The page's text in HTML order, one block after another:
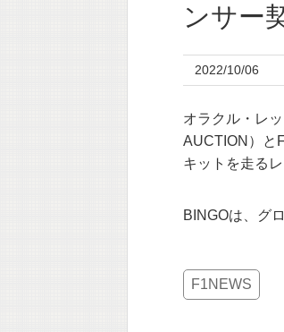
ンサー
2022/10/06
オラクル・レ
AUCTION）と
キットを走る
BINGOは、グ
F1NEWS